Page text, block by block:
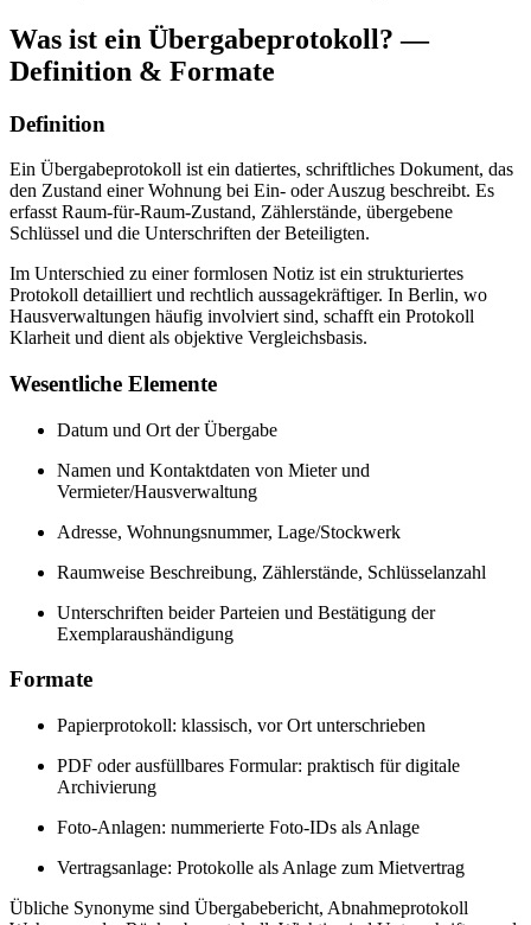
Was ist ein Übergabeprotokoll? —
Definition & Formate
Definition
Ein Übergabeprotokoll ist ein datiertes, schriftliches Dokument, das
den Zustand einer Wohnung bei Ein- oder Auszug beschreibt. Es
erfasst Raum-für-Raum-Zustand, Zählerstände, übergebene
Schlüssel und die Unterschriften der Beteiligten.
Im Unterschied zu einer formlosen Notiz ist ein strukturiertes
Protokoll detailliert und rechtlich aussagekräftiger. In Berlin, wo
Hausverwaltungen häufig involviert sind, schafft ein Protokoll
Klarheit und dient als objektive Vergleichsbasis.
Wesentliche Elemente
Datum und Ort der Übergabe
Namen und Kontaktdaten von Mieter und
Vermieter/Hausverwaltung
Adresse, Wohnungsnummer, Lage/Stockwerk
Raumweise Beschreibung, Zählerstände, Schlüsselanzahl
Unterschriften beider Parteien und Bestätigung der
Exemplaraushändigung
Formate
Papierprotokoll: klassisch, vor Ort unterschrieben
PDF oder ausfüllbares Formular: praktisch für digitale
Archivierung
Foto-Anlagen: nummerierte Foto-IDs als Anlage
Vertragsanlage: Protokolle als Anlage zum Mietvertrag
Übliche Synonyme sind Übergabebericht, Abnahmeprotokoll